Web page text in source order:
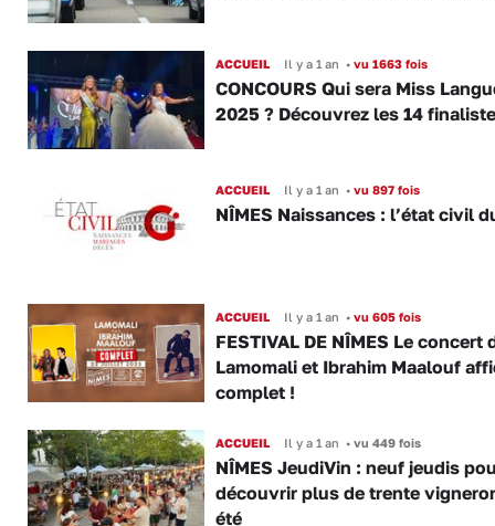
ACCUEIL Il y a 1 an •vu 1663 fois
CONCOURS Qui sera Miss
2025 ? Découvrez les 14
ACCUEIL Il y a 1 an •vu 897 fois
NÎMES Naissances : l’état civil
ACCUEIL Il y a 1 an •vu 605 fois
FESTIVAL DE NÎMES Le concert
Lamomali et Ibrahim Maalouf
complet !
ACCUEIL Il y a 1 an •vu 449 fois
NÎMES JeudiVin : neuf jeudis
découvrir plus de trente
été